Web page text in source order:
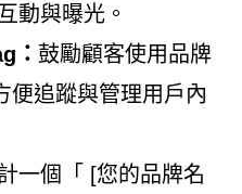
動與曝光。
： 鼓勵顧客使用品牌
便追蹤與管理用戶內
一個「 [您的品牌名